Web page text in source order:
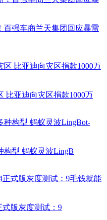
百强车商兰天集团回应暴雷
比亚迪向灾区捐款1000万
构型 蚂蚁灵波LingB
式版灰度测试：9